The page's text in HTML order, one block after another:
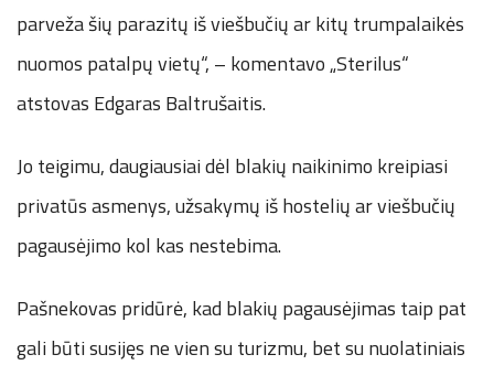
parveža šių parazitų iš viešbučių ar kitų trumpalaikės
nuomos patalpų vietų“, – komentavo „Sterilus“
atstovas Edgaras Baltrušaitis.
Jo teigimu, daugiausiai dėl blakių naikinimo kreipiasi
privatūs asmenys, užsakymų iš hostelių ar viešbučių
pagausėjimo kol kas nestebima.
Pašnekovas pridūrė, kad blakių pagausėjimas taip pat
gali būti susijęs ne vien su turizmu, bet su nuolatiniais